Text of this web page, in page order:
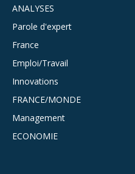
ANALYSES
Parole d'expert
France
Emploi/Travail
Innovations
FRANCE/MONDE
Management
ECONOMIE